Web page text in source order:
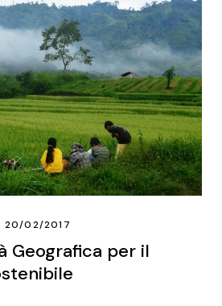
20/02/2017
Geografica per il